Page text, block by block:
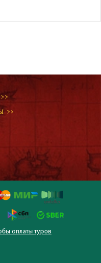
инспекции отелей,
туры.
продаём туры он-лайн.
наш менеджер
в наличии тура по
с клиентом.
не современно, но зато
>>
оплаты туров